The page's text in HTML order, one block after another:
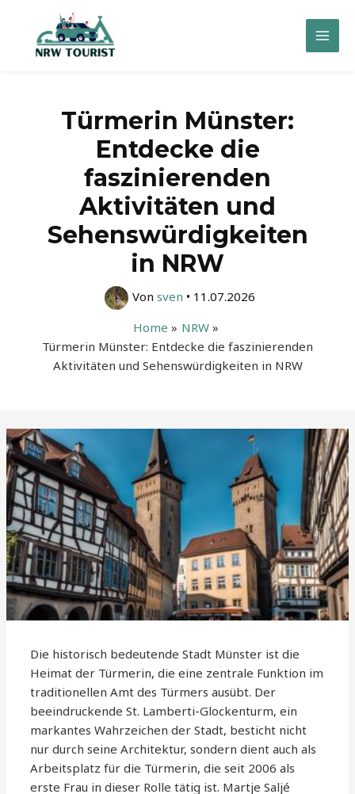
springen
Main
Türmerin Münster:
Entdecke die
faszinierenden
Aktivitäten und
Sehenswürdigkeiten
in NRW
Von sven • 11.07.2026
Home
NRW
Türmerin Münster: Entdecke die faszinierenden
Aktivitäten und Sehenswürdigkeiten in NRW
Die historisch bedeutende Stadt Münster ist die
Heimat der Türmerin, die eine zentrale Funktion im
traditionellen Amt des Türmers ausübt. Der
beeindruckende St. Lamberti-Glockenturm, ein
markantes Wahrzeichen der Stadt, besticht nicht
nur durch seine Architektur, sondern dient auch als
Arbeitsplatz für die Türmerin, die seit 2006 als
erste Frau in dieser Rolle tätig ist. Martje Saljé